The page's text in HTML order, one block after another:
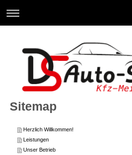
Sitemap
Herzlich Willkommen!
Leistungen
Unser Betrieb